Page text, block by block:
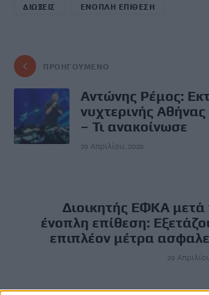
ΔΙΩΞΕΙΣ ΕΝΟΠΛΗ ΕΠΙΘΕΣΗ
ΠΡΟΗΓΟΎΜΕΝΟ
Αντώνης Ρέμος:
νυχτερινής
– Τι ανακοίνωσε
29 Απριλίου, 2026
Διοικητής ΕΦΚΑ μετά
ένοπλη επίθεση:
επιπλέον μέτρα
29